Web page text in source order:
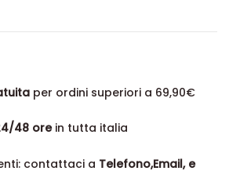
per ordini superiori a 69,90€
48 orein tutta italia
contattaci a Telefono,Email, e